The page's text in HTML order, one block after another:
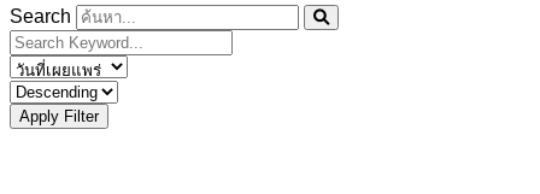
Search
Apply Filter